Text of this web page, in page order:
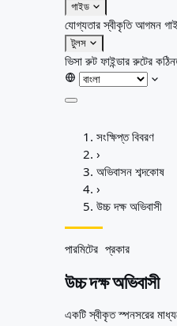
গাইড
যোগ্যতার স্বীকৃতিআগমন
টুলস
ভিসা রুট ফাইন্ডাররুটের
দেশসমূহ
অঞ্চল
আপনার জন্য
সম্পদ
শব্দকোষ
গাইড
সংক্ষিপ্ত বিবরণ
›
অভিবাসন শব্দকোষ
›
উচ্চ দক্ষ অভিবাসী
পারমিটের প্রকার
উচ্চ দক্ষ অভিবাসী
একটি স্বীকৃত স্পনসরের